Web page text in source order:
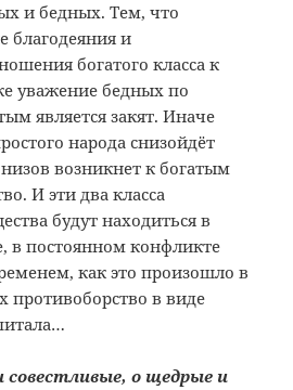
и бедных. Тем, что
благодеяния и
богатого класса к
уважение бедных по
является закят. Иначе
народа снизойдёт
возникнет к богатым
И эти два класса
будут находиться в
в постоянном конфликте
как это произошло в
противоборство в виде
совестливые, о щедрые и